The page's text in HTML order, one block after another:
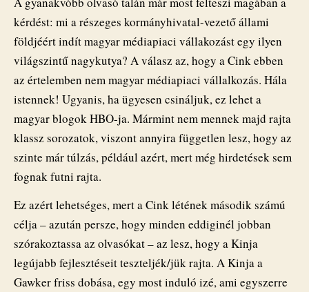
kérdést: mi a részeges kormányhivatal-vezető állami
földjéért indít magyar médiapiaci vállakozást egy ilyen
világszintű nagykutya? A válasz az, hogy a Cink ebben
az értelemben nem magyar médiapiaci vállalkozás. Hála
istennek! Ugyanis, ha ügyesen csináljuk, ez lehet a
magyar blogok HBO-ja. Mármint nem mennek majd rajta
klassz sorozatok, viszont annyira független lesz, hogy az
szinte már túlzás, például azért, mert még hirdetések sem
fognak futni rajta.
Ez azért lehetséges, mert a Cink létének második számú
célja – azután persze, hogy minden eddiginél jobban
szórakoztassa az olvasókat – az lesz, hogy a Kinja
legújabb fejlesztéseit teszteljék/jük rajta. A Kinja a
Gawker friss dobása, egy most induló izé, ami egyszerre